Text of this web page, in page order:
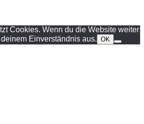
Cookies. Wenn du die Website weiter
Einverständnis aus. OK